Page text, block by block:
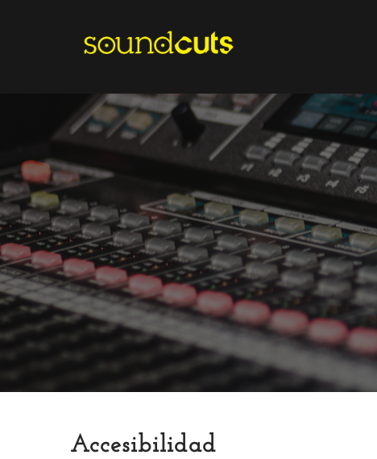
Accesibilidad